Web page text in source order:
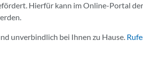
Hierfür kann im Online-Portal der
unverbindlich bei Ihnen zu Hause.